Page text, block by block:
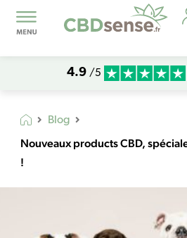
4.9 /5
Blog
Nouveaux products CBD,
!